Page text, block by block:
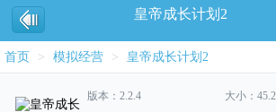
皇帝成长计划2
首页 > 模拟经营 > 皇帝成长计划2
版本：2.2.4
大小：